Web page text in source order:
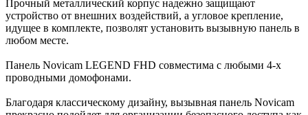
Прочный металлический корпус надежно защищают
устройство от внешних воздействий, а угловое крепление,
идущее в комплекте, позволят установить вызывную панель в
любом месте.
Панель Novicam LEGEND FHD совместима с любыми 4-х
проводными домофонами.
Благодаря классическому дизайну, вызывная панель Novicam